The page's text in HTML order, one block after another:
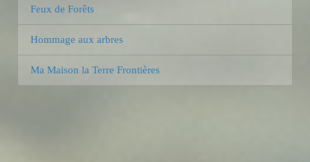
Feux de Forêts
Hommage aux arbres
Ma Maison la Terre Frontières